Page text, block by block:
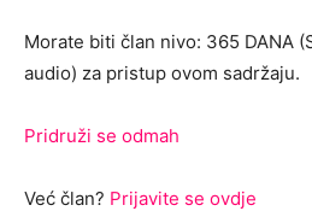
Morate biti član nivo: 365 DANA
audio) za pristup ovom sadržaju.
Pridruži se odmah
Već član? Prijavite se ovdje